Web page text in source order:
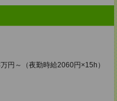
～（夜勤時給2060円×15h）